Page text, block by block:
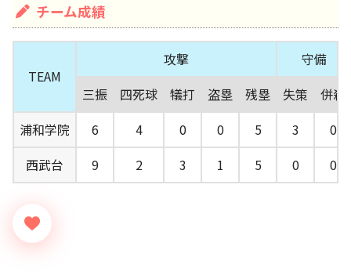
チーム成績
TEAM
攻撃
守備
三振
四死球 犠打 盗塁 残塁 失策
併殺
浦和学院
6 4 0 0 5 3
0
西武台
9 2 3 1 5 0 0